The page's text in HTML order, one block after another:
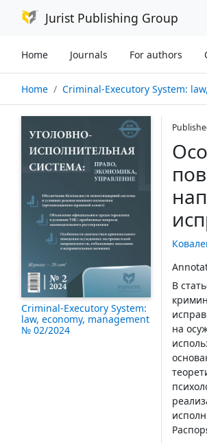
Jurist Publishing Group
Home Journals For authors
Home Criminal-Executory System: law,
Criminal-Executory System:
law, economy, management
№ 02/2024
В
на